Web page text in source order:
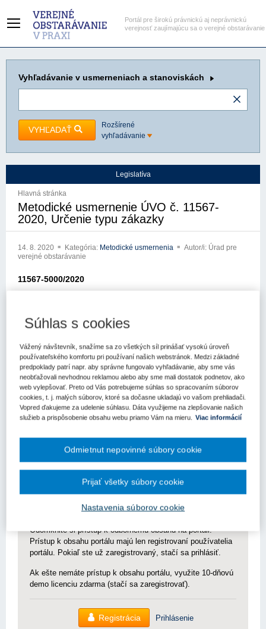
Portál pre širokú právnickú aj neprávnickú
verejnosť zaujímajúcu sa o verejné obstarávanie
Vyhľadávanie v usmerneniach a stanoviskách
VYHĽADAŤ
Rozšírené
vyhľadávanie
Legislatíva
Hlavná stránka
Metodické usmernenie ÚVO č. 11567-
2020, Určenie typu zákazky
14. 8. 2020 Kategória: Metodické usmernenia
Autor/i: Úrad pre
verejné obstarávanie
11567-5000/2020
Úradu pre verejné obstarávanie
Bratislava: 13.08.2020
Elektronickou poštou zo dňa 13.07.2020 ste sa obrátili na Úrad pre
verejné obstarávanie (ďalej len „úrad“) so žiadosťou o usmernenie
k aplikácii zákona č. 343/2015 Z.z. o verejnom obstarávaní a o
zmene a doplnení niektorých zákonov v znení neskorších
predpisov (ďalej len „zákon o verejnom obstarávaní“).
do kancelárskych priestorov pôjde o tovar alebo stavebné práce,
nakoľko po preštudovaní zákona č. 343/2015 Z.z. o verejnom
obstará
Odomknite si prístup k odbornému obsahu na portáli.
Prístup k obsahu portálu majú len registrovaní používatelia
portálu. Pokiaľ ste už zaregistrovaný, stačí sa prihlásiť.
Ak ešte nemáte prístup k obsahu portálu, využite 10-dňovú
demo licenciu zdarma (stačí sa zaregistrovať).
Registrácia Prihlásenie
Súhlas s cookies
Vážený návštevník, snažíme sa zo všetkých síl prinášať vysokú úroveň
používateľského komfortu pri používaní našich webstránok. Medzi základné
predpoklady patrí napr. aby správne fungovalo vyhľadávanie, aby sme vás
neobťažovali nevhodnou reklamou alebo aby sme mali dostatok podnetov, ako
web vylepšovať. Preto od Vás potrebujeme súhlas so spracovaním súborov
cookies, t. j. malých súborov, ktoré sa dočasne ukladajú vo vašom prehliadači.
Vopred ďakujeme za udelenie súhlasu. Dáta využijeme na zlepšovanie našich
služieb a prispôsobenie obsahu webu priamo Vám na mieru.
Viac informácií
Nastavenia súborov cookie
Odmietnut nepovinné súbory cookie
Prijať všetky súbory cookie